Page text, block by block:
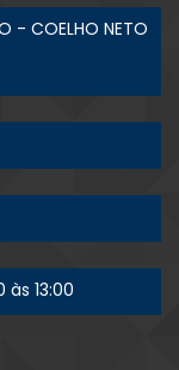
- COELHO NETO
13:00